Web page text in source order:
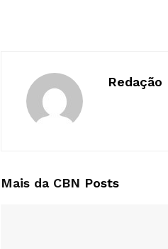
Redação
Mais da CBN Posts